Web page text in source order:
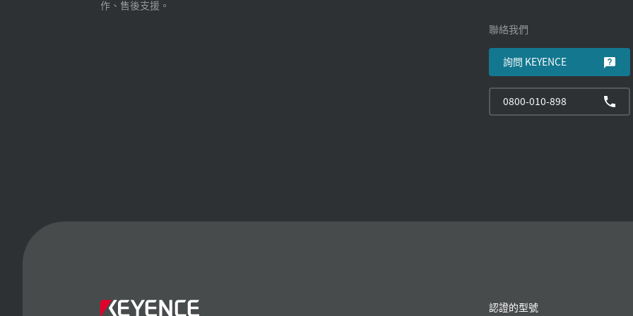
作、售後支援。
聯絡我們
詢問 KEYENCE
0800-010-898
認證的型號